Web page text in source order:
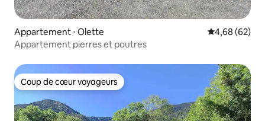
Appartement ⋅ Olette Évaluation
4,68 (62)
Appartement pierres et poutres
Coup de cœur voyageurs
Coup de cœur voyageurs